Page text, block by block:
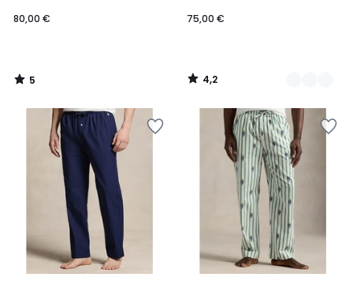
€.
80,00 €
5
/
75,00 €
4,2
/